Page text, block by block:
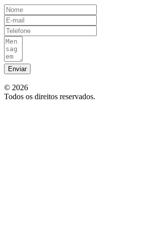
Enviar
© 2026
Todos os direitos reservados.